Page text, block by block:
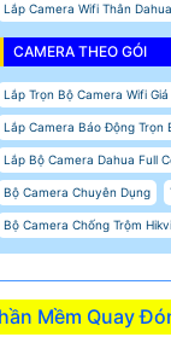
Lắp Camera Wifi Thân Dahua
CAMERA THEO GÓI
Lắp Trọn Bộ Camera Wifi Giá
Lắp Camera Báo Động Trọn
Lắp Bộ Camera Dahua Full
Bộ Camera Chuyên Dụng
Bộ Camera Chống Trộm
Mềm Quay